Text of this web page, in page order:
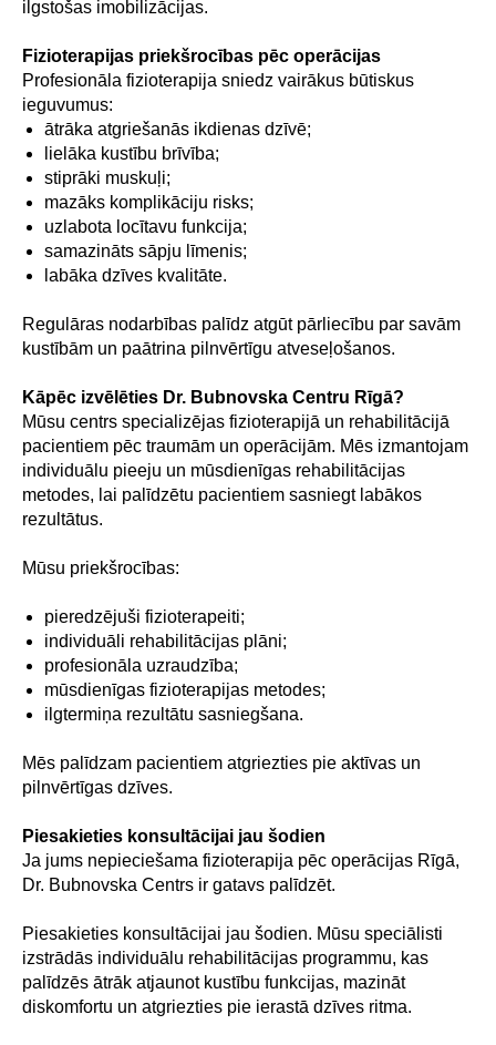
ilgstošas imobilizācijas.
Fizioterapijas priekšrocības pēc operācijas
Profesionāla fizioterapija sniedz vairākus būtiskus
ieguvumus:
ātrāka atgriešanās ikdienas dzīvē;
lielāka kustību brīvība;
stiprāki muskuļi;
mazāks komplikāciju risks;
uzlabota locītavu funkcija;
samazināts sāpju līmenis;
labāka dzīves kvalitāte.
Regulāras nodarbības palīdz atgūt pārliecību par savām
kustībām un paātrina pilnvērtīgu atveseļošanos.
Kāpēc izvēlēties Dr. Bubnovska Centru Rīgā?
Mūsu centrs specializējas fizioterapijā un rehabilitācijā
pacientiem pēc traumām un operācijām. Mēs izmantojam
individuālu pieeju un mūsdienīgas rehabilitācijas
metodes, lai palīdzētu pacientiem sasniegt labākos
rezultātus.
Mūsu priekšrocības:
pieredzējuši fizioterapeiti;
individuāli rehabilitācijas plāni;
profesionāla uzraudzība;
mūsdienīgas fizioterapijas metodes;
ilgtermiņa rezultātu sasniegšana.
Mēs palīdzam pacientiem atgriezties pie aktīvas un
pilnvērtīgas dzīves.
Piesakieties konsultācijai jau šodien
Ja jums nepieciešama fizioterapija pēc operācijas Rīgā,
Dr. Bubnovska Centrs ir gatavs palīdzēt.
Piesakieties konsultācijai jau šodien. Mūsu speciālisti
izstrādās individuālu rehabilitācijas programmu, kas
palīdzēs ātrāk atjaunot kustību funkcijas, mazināt
diskomfortu un atgriezties pie ierastā dzīves ritma.